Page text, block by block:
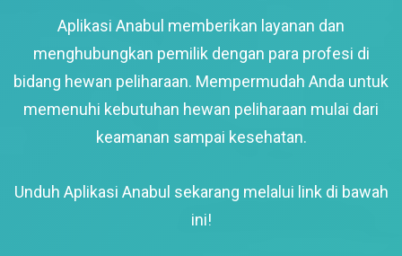
Aplikasi Anabul memberikan layanan dan
menghubungkan pemilik dengan para profesi di
bidang hewan peliharaan. Mempermudah Anda untuk
memenuhi kebutuhan hewan peliharaan mulai dari
keamanan sampai kesehatan.
Unduh Aplikasi Anabul sekarang melalui link di bawah
ini!